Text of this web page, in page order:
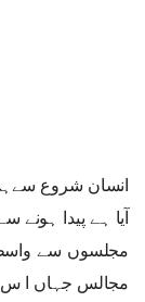
انسان شروع
آیا ہے پیدا
مجلسوں سے
مجالس جہاں ا س